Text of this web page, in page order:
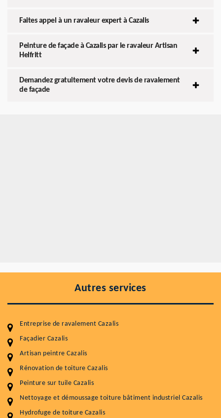
Faites appel à un ravaleur expert à Cazalis
Peinture de façade à Cazalis par le ravaleur Artisan
Helfritt
Demandez gratuitement votre devis de ravalement
de façade
Autres services
Entreprise de ravalement Cazalis
Façadier Cazalis
Artisan peintre Cazalis
Rénovation de toiture Cazalis
Peinture sur tuile Cazalis
Nettoyage et démoussage toiture bâtiment industriel Cazalis
Hydrofuge de toiture Cazalis
Entretenir votre toiture, c'est préserver sa
durabilité
Plus de 15 ans d'expérience en couverture et facade
Service